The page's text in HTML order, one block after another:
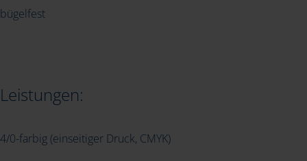
bügelfest
Leistungen:
4/0-farbig (einseitiger Druck, CMYK)